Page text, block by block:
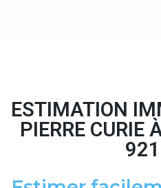
ESTIMATION
PIERRE CURIE